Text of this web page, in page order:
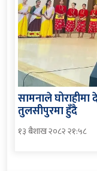
सामनाले
तुलसीपुरमा हुँदै
१३ बैशाख २०८२ २१:५८